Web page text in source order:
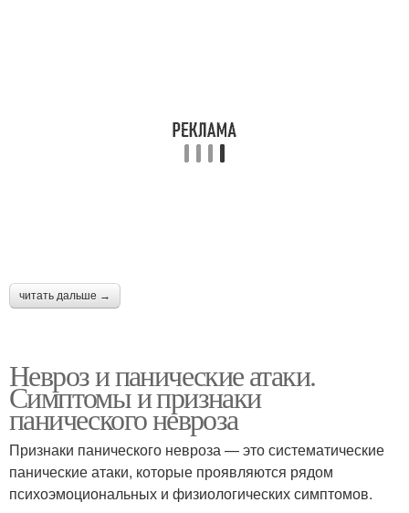
читать дальше →
Невроз и панические атаки.
Симптомы и признаки
панического невроза
Признаки панического невроза — это систематические
панические атаки, которые проявляются рядом
психоэмоциональных и физиологических симптомов.